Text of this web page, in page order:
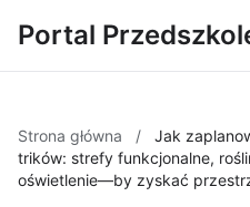
Portal
Strona główna /
Jak
trików: strefy funkcjonalne,
oświetlenie—by zyskać